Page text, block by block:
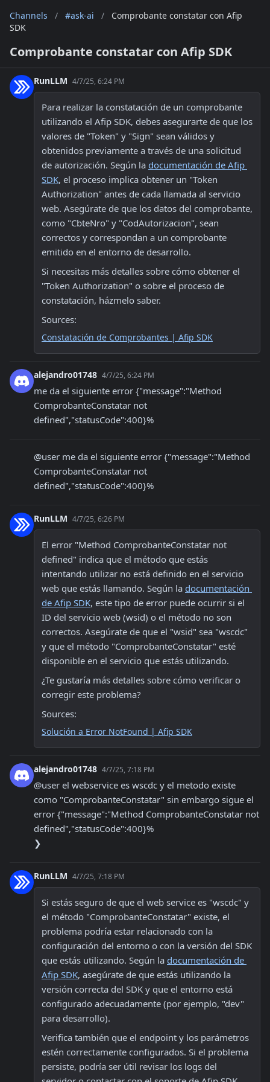
Channels / #ask-ai /
Comprobante constatar con Afip
SDK
Comprobante constatar con Afip SDK
RunLLM 4/7/25, 6:24 PM
Para realizar la constatación de un comprobante
utilizando el Afip SDK, debes asegurarte de que los
valores de "Token" y "Sign" sean válidos y
obtenidos previamente a través de una solicitud
de autorización. Según la documentación de Afip
SDK, el proceso implica obtener un "Token
Authorization" antes de cada llamada al servicio
web. Asegúrate de que los datos del comprobante,
como "CbteNro" y "CodAutorizacion", sean
correctos y correspondan a un comprobante
emitido en el entorno de desarrollo.
Si necesitas más detalles sobre cómo obtener el
"Token Authorization" o sobre el proceso de
constatación, házmelo saber.
Sources:
Constatación de Comprobantes | Afip SDK
alejandro01748 4/7/25, 6:24 PM
me da el siguiente error {"message":"Method
ComprobanteConstatar not
defined","statusCode":400}%
@user me da el siguiente error {"message":"Method
ComprobanteConstatar not
defined","statusCode":400}%
RunLLM 4/7/25, 6:26 PM
El error "Method ComprobanteConstatar not
defined" indica que el método que estás
intentando utilizar no está definido en el servicio
web que estás llamando. Según la documentación
de Afip SDK, este tipo de error puede ocurrir si el
ID del servicio web (wsid) o el método no son
correctos. Asegúrate de que el "wsid" sea "wscdc"
y que el método "ComprobanteConstatar" esté
disponible en el servicio que estás utilizando.
¿Te gustaría más detalles sobre cómo verificar o
corregir este problema?
Sources:
Solución a Error NotFound | Afip SDK
alejandro01748 4/7/25, 7:18 PM
@user el webservice es wscdc y el metodo existe
como "ComprobanteConstatar" sin embargo sigue el
error {"message":"Method ComprobanteConstatar not
defined","statusCode":400}%
❯
RunLLM 4/7/25, 7:18 PM
Si estás seguro de que el web service es "wscdc" y
el método "ComprobanteConstatar" existe, el
problema podría estar relacionado con la
configuración del entorno o con la versión del SDK
que estás utilizando. Según la documentación de
Afip SDK, asegúrate de que estás utilizando la
versión correcta del SDK y que el entorno está
configurado adecuadamente (por ejemplo, "dev"
para desarrollo).
Verifica también que el endpoint y los parámetros
estén correctamente configurados. Si el problema
persiste, podría ser útil revisar los logs del